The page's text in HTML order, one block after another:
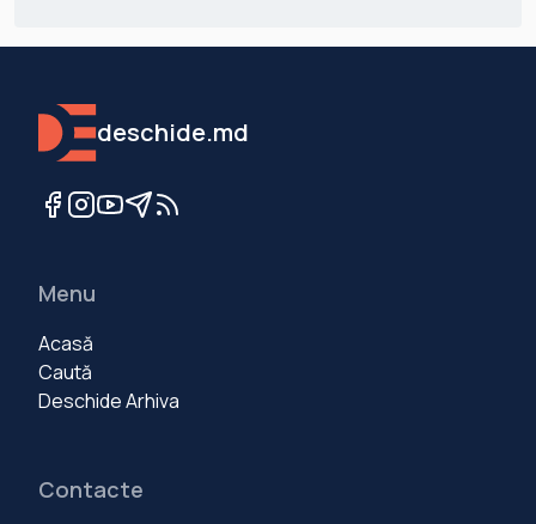
deschide.md
Menu
Acasă
Caută
Deschide Arhiva
Contacte